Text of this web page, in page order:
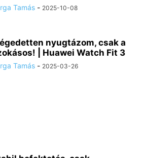
Tamás - 2025-10-08
nyugtázom, csak a
| Huawei Watch Fit 3
Tamás - 2025-03-26